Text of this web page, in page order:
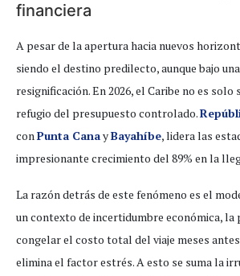
financiera
A pesar de la apertura hacia nuevos
siendo el destino predilecto, aunque bajo
resignificación. En 2026, el Caribe no es solo
refugio del presupuesto controlado.
conPunta CanayBayahíbe, lidera las
impresionante crecimiento del 89% en la
La razón detrás de este fenómeno es el
un contexto de incertidumbre económica, la
congelar el costo total del viaje meses
elimina el factor estrés. A esto se suma la